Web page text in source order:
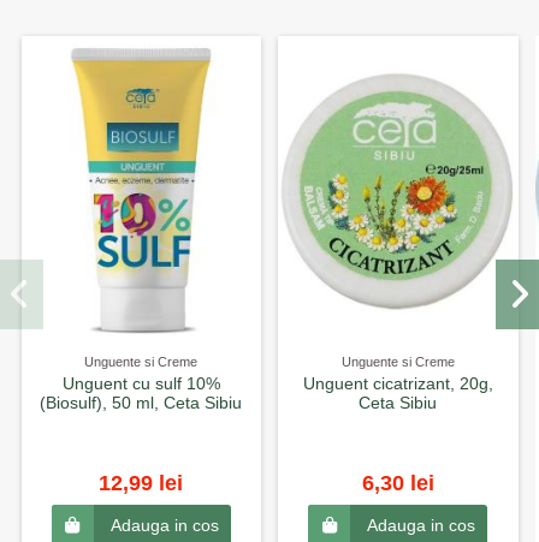
Unguente si Creme
Unguent cu sulf 10%
(Biosulf), 50 ml, Ceta Sibiu
12,99 lei
Adauga in cos
Unguente si Creme
Unguent cicatrizant, 20g,
Ceta Sibiu
6,30 lei
Adauga in cos